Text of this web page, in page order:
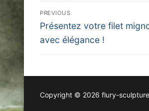
Post
navigation
PREVIOUS
Previous
post:
Présentez votre filet
avec élégance !
Copyright © 2026 flury-